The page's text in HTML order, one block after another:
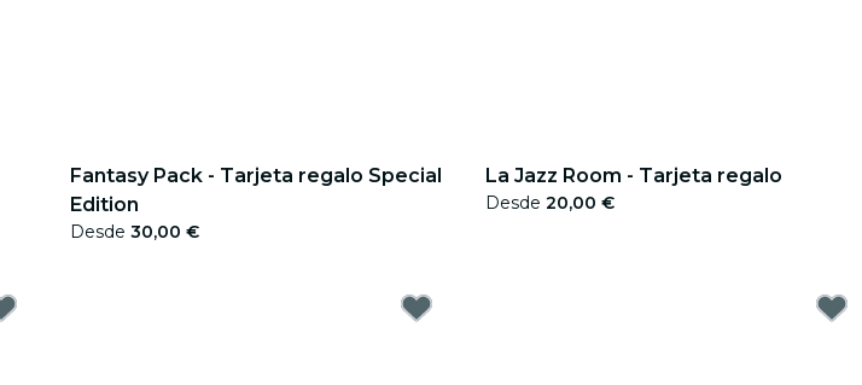
Fantasy Pack - Tarjeta regalo Special
Edition
Desde 30,00 €
La Jazz Room - Tarjeta regalo
Desde 20,00 €